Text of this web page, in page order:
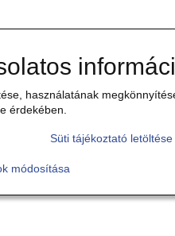
használatának
érdekében.
Süti tájékoztató
módosítása